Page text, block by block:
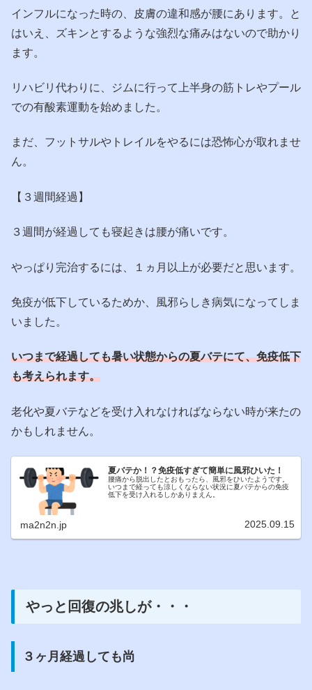
インフルになった時の、皮膚の違和感が腰にあります。と
はいえ、ズキンとするような強烈な痛みはないので助かり
ます。
リハビリ代わりに、ジムに行って上半身の筋トレやプール
での有酸素運動を始めました。
まだ、フットサルやトレイルをやるには恐怖心が取れませ
ん。
【３週間経過】
３週間が経過しても寝起きは腰が痛いです。
やっぱり完治するには、１ヵ月以上が必要だと思います。
免疫が低下しているためか、風邪らしき病気になってしま
いました。
いつまで経過しても暑い状態からの夏バテにて、免疫低下
も考えられます。
老化や夏バテなどを受け入れなければならない時が来たの
かもしれません。
夏バテか！？免疫低すぎて簡単に風邪ひいた！
腰痛から脱出したとおもったら、風邪をひいたようです。
いつまで経っても涼しくならない状況に夏バテからの免疫
低下を受け入れるしかありまえん。
ma2n2n.jp 2025.09.15
やっと回復の兆しが・・・
３ヶ月経過しても尚